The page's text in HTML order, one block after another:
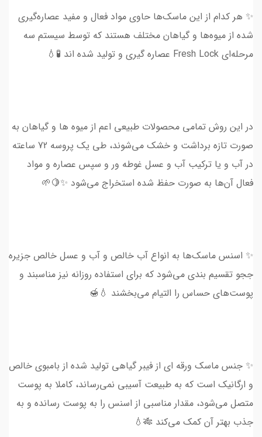
✨ هر کدام از این ماسک‌ها حاوی مواد فعال و مفید عصاره‌گیری
شده از میوه‌ها و گیاهان مختلف هستند که توسط سیستم سه
مرحله‌ای Fresh Lock عصاره گیری و تولید شده اند 🧪💧
در این روش تمامی محصولات طبیعی اعم از میوه ها و گیاهان به
صورت تازه برداشت و خشک می‌شوند، طی یک پروسه 72 ساعته
در آب و یا ترکیب آب و عسل غوطه ور و سپس عصاره و مواد
فعال آن‌ها به صورت حفظ شده استخراج می‌شود ✨🍋🌱
✨ اسنس ماسک‌ها به انواع آب خالص و آب و عسل خالص جزیره
ججو تقسیم بندی می‌شود که برای استفاده روزانه نیز مناسبند و
پوست‌های حساس را التیام می‌بخشند 💧🍯
✨ جنس ماسک‌ ورقه ای از فیبر گیاهی تولید شده از بامبوی خالص
و ارگانیک است که به طبیعت آسیبی نمی‌رساند، کاملا به پوست
متصل می‌شود، مقدار مناسبی از اسنس را به پوست رسانده و به
جذب بهتر آن کمک می‌کند 🎋💧